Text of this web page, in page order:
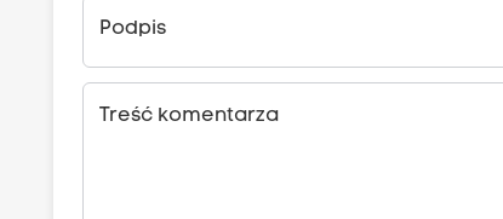
Podpis
Treść komentarza